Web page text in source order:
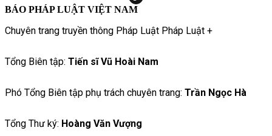
BÁO PHÁP LUẬT VIỆT NAM
Chuyên trang truyền thông Pháp Luật Pháp Luật +
Tổng Biên tập: Tiến sĩ Vũ Hoài Nam
Phó Tổng Biên tập phụ trách chuyên trang: Trần Ngọc Hà
Tổng Thư ký: Hoàng Văn Vượng